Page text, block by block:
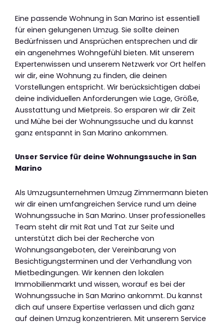
Eine passende Wohnung in San Marino ist essentiell
für einen gelungenen Umzug. Sie sollte deinen
Bedürfnissen und Ansprüchen entsprechen und dir
ein angenehmes Wohngefühl bieten. Mit unserem
Expertenwissen und unserem Netzwerk vor Ort helfen
wir dir, eine Wohnung zu finden, die deinen
Vorstellungen entspricht. Wir berücksichtigen dabei
deine individuellen Anforderungen wie Lage, Größe,
Ausstattung und Mietpreis. So ersparen wir dir Zeit
und Mühe bei der Wohnungssuche und du kannst
ganz entspannt in San Marino ankommen.
Unser Service für deine Wohnungssuche in San
Marino
Als Umzugsunternehmen Umzug Zimmermann bieten
wir dir einen umfangreichen Service rund um deine
Wohnungssuche in San Marino. Unser professionelles
Team steht dir mit Rat und Tat zur Seite und
unterstützt dich bei der Recherche von
Wohnungsangeboten, der Vereinbarung von
Besichtigungsterminen und der Verhandlung von
Mietbedingungen. Wir kennen den lokalen
Immobilienmarkt und wissen, worauf es bei der
Wohnungssuche in San Marino ankommt. Du kannst
dich auf unsere Expertise verlassen und dich ganz
auf deinen Umzug konzentrieren. Mit unserem Service